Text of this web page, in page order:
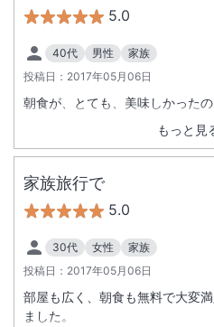
5.0
40代 男性
家族
投稿日： 2017年05月06日
もっと見
朝食が、とても、美味しかった
家族旅行で
5.0
30代 女性
家族
投稿日： 2017年05月06日
部屋も広く、朝食も無料で大変
ました。